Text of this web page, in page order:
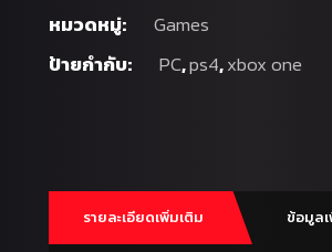
หมวดหมู่:
Games
ป้ายกำกับ:
PC,ps4,xbox one
รายละเอียดเพิ่มเติม ข้อมูล